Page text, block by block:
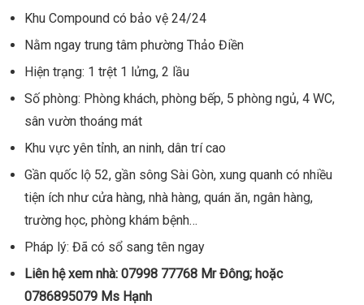
Khu Compound có bảo vệ 24/24
Nằm ngay trung tâm phường Thảo Điền
Hiện trạng: 1 trệt 1 lửng, 2 lầu
Số phòng: Phòng khách, phòng bếp, 5 phòng ngủ, 4 WC,
sân vườn thoáng mát
Khu vực yên tỉnh, an ninh, dân trí cao
Gần quốc lộ 52, gần sông Sài Gòn, xung quanh có nhiều
tiện ích như cửa hàng, nhà hàng, quán ăn, ngân hàng,
trường học, phòng khám bệnh…
Pháp lý: Đã có sổ sang tên ngay
Liên hệ xem nhà: 07998 77768 Mr Đông; hoặc
0786895079 Ms Hạnh